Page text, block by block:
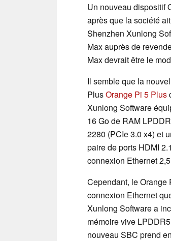
Un nouveau dispositif
après que la société
Shenzhen Xunlong
Max auprès de
Max devrait être le
Il semble que la
PlusOrange Pi 5 Plus
Xunlong Software
16 Go de RAM
2280 (PCIe 3.0 x4) et
paire de ports HDMI
connexion Ethernet
Cependant, le Orange
connexion Ethernet
Xunlong Software a
mémoire vive
nouveau SBC prend